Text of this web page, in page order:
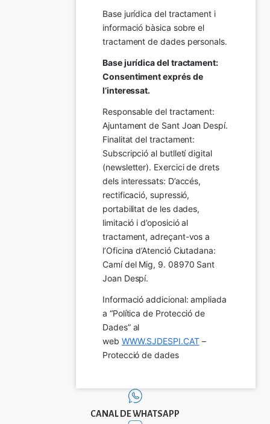
Base jurídica del tractament i
informació bàsica sobre el
tractament de dades personals.
Base jurídica del tractament:
Consentiment exprés de
l’interessat.
Responsable del tractament:
Ajuntament de Sant Joan Despí.
Finalitat del tractament:
Subscripció al butlletí digital
(newsletter). Exercici de drets
dels interessats: D’accés,
rectificació, supressió,
portabilitat de les dades,
limitació i d’oposició al
tractament, adreçant-vos a
l’Oficina d’Atenció Ciutadana:
Camí del Mig, 9. 08970 Sant
Joan Despí.
Informació addicional: ampliada
a “Política de Protecció de
Dades” al
web WWW.SJDESPI.CAT –
Protecció de dades
CANAL DE WHATSAPP